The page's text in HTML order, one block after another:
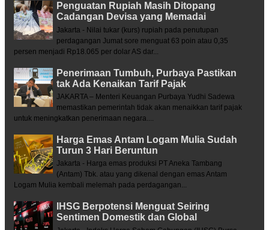
Penguatan Rupiah Masih Ditopang
Cadangan Devisa yang Memadai
Jakarta - Nilai tukar (kurs) rupiah pada penutupan
perdagangan Jumat sore menguat 63 poin atau 0,35
persen menjadi Rp18.065 per dolar AS dar...
Penerimaan Tumbuh, Purbaya Pastikan
tak Ada Kenaikan Tarif Pajak
JAKARTA – Menteri Keuangan Purbaya Yudhi Sadewa
memastikan pemerintah tidak akan menaikkan tarif pajak
untuk meningkatkan penerimaan negara....
Harga Emas Antam Logam Mulia Sudah
Turun 3 Hari Beruntun
Jakarta - Harga emas produksi PT Aneka Tambang
(Antam) Tbk. atau yang dikenal dengan emas Antam
Logam Mulia kembali melemah pada perdagangan...
IHSG Berpotensi Menguat Seiring
Sentimen Domestik dan Global